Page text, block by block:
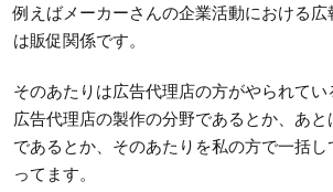
例えばメーカーさんの企業活動における広
は販促関係です。
そのあたりは広告代理店の方がやられて
広告代理店の製作の分野であるとか、あ
であるとか、そのあたりを私の方で一括
ってます。